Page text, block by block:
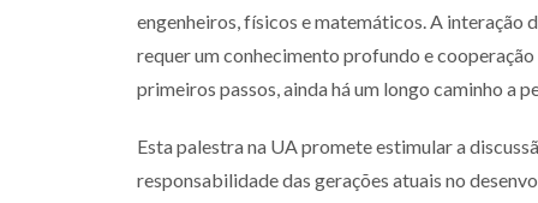
engenheiros, físicos e matemáticos. A interação
requer um conhecimento profundo e
primeiros passos, ainda há um longo caminho a
Esta palestra na UA promete estimular a
responsabilidade das gerações atuais no